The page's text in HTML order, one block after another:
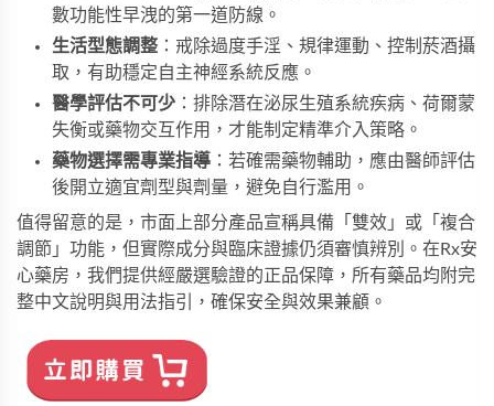
數功能性早洩的第一道防線。
生活型態調整 ：戒除過度手淫、規律運動、控制菸酒攝
取，有助穩定自主神經系統反應。
醫學評估不可少 ：排除潛在泌尿生殖系統疾病、荷爾蒙
失衡或藥物交互作用，才能制定精準介入策略。
藥物選擇需專業指導 ：若確需藥物輔助，應由醫師評估
後開立適宜劑型與劑量，避免自行濫用。
值得留意的是，市面上部分產品宣稱具備「雙效」或「複合
調節」功能，但實際成分與臨床證據仍須審慎辨別。在 Rx安
心藥房 ，我們提供經嚴選驗證的正品保障，所有藥品均附完
整中文說明與用法指引，確保安全與效果兼顧。